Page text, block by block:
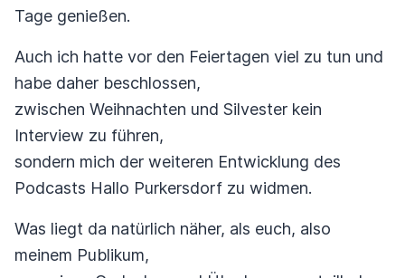
Tage genießen.
Auch ich hatte vor den Feiertagen viel zu tun und
habe daher beschlossen,
zwischen Weihnachten und Silvester kein
Interview zu führen,
sondern mich der weiteren Entwicklung des
Podcasts Hallo Purkersdorf zu widmen.
Was liegt da natürlich näher, als euch, also
meinem Publikum,